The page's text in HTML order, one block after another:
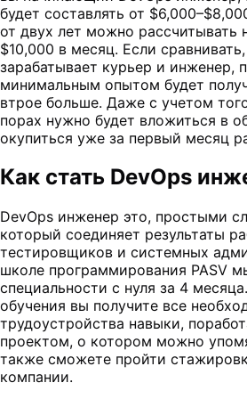
будет составлять от
от двух лет можно
$10,000 в месяц. Если
зарабатывает курьер и инженер,
минимальным опытом будет
втрое больше. Даже с учетом
порах нужно будет вложиться в
окупиться уже за первый месяц
Как стать DevOps
DevOps инженер это, простыми
который соединяет результаты
тестировщиков и системных
школе программирования PASV
специальности с нуля за 4
обучения вы получите все
трудоустройства навыки,
проектом, о котором можно
также сможете пройти
компании.